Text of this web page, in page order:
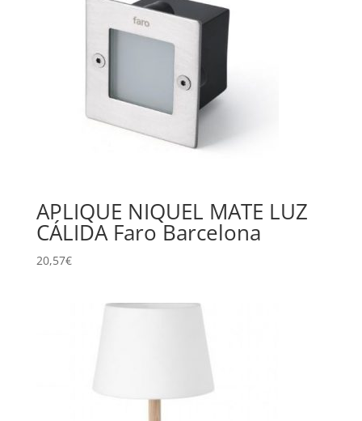
APLIQUE NIQUEL MATE LUZ
CÁLIDA Faro Barcelona
20,57€